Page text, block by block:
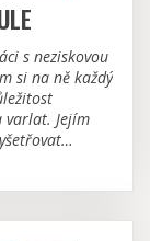
s neziskovou
si na ně každý
varlat. Jejím